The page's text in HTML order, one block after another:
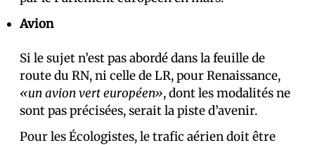
Avion
Si le sujet n’est pas abordé dans la feuille de
route du RN, ni celle de LR, pour Renaissance,
«un avion vert européen», dont les modalités ne
sont pas précisées, serait la piste d’avenir.
Pour les Écologistes, le trafic aérien doit être